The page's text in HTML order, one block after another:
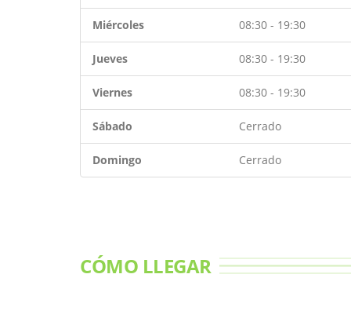
Miércoles 08:30 - 19:30
Jueves 08:30 - 19:30
Viernes 08:30 - 19:30
Sábado Cerrado
Domingo Cerrado
CÓMO LLEGAR